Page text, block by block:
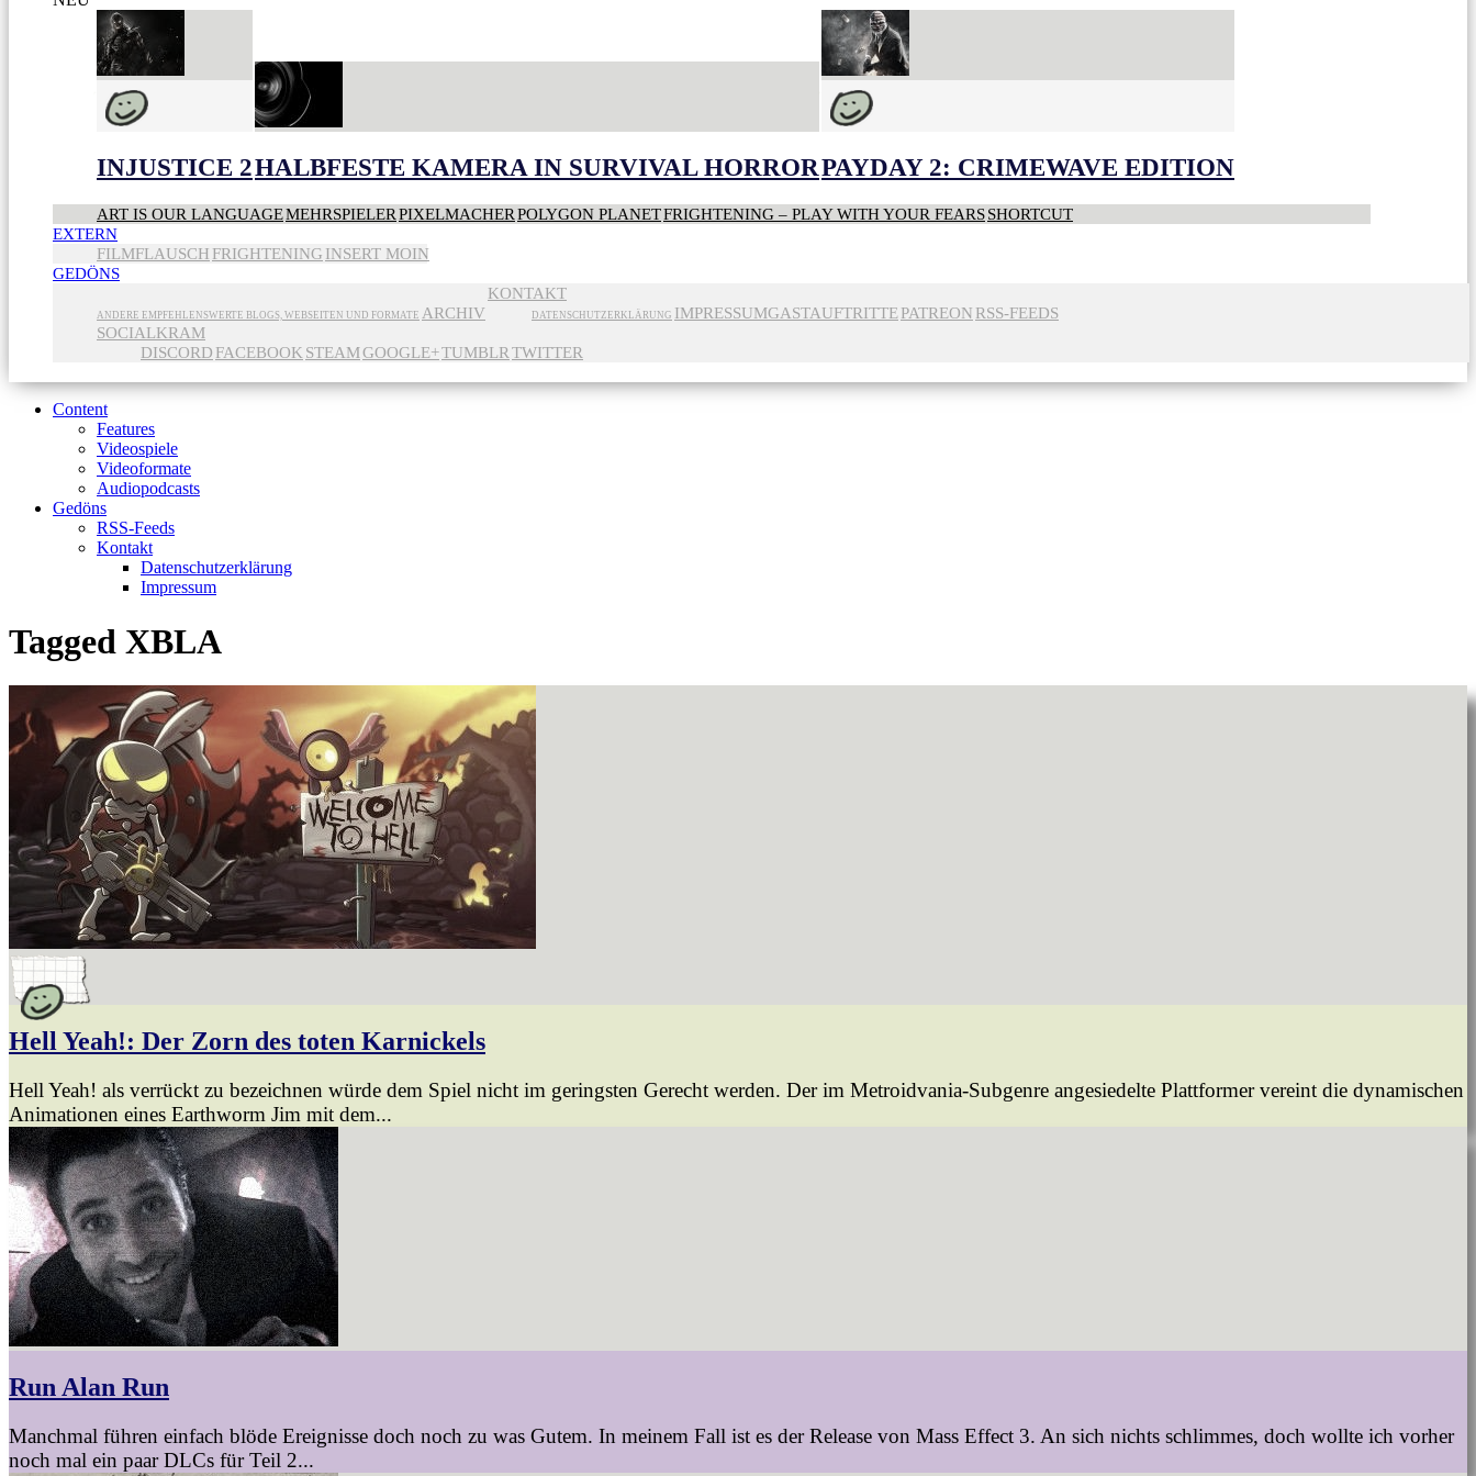
INJUSTICE 2HALBFESTE KAMERA IN SURVIVAL HORRORPAYDAY 2: CRIMEWAVE EDITION
ART IS OUR LANGUAGEMEHRSPIELERPIXELMACHERPOLYGON PLANETFRIGHTENING – PLAY WITH YOUR FEARSSHORTCUT
EXTERN
FILMFLAUSCH FRIGHTENING INSERT MOIN
GEDÖNS
ANDERE EMPFEHLENSWERTE BLOGS, WEBSEITEN UND FORMATE ARCHIV
KONTAKT
DATENSCHUTZERKLÄRUNG IMPRESSUMGASTAUFTRITTEPATREON RSS-FEEDS
SOCIALKRAM
DISCORD FACEBOOK STEAMGOOGLE+TUMBLRTWITTER
Content
Features
Videospiele
Videoformate
Audiopodcasts
Gedöns
RSS-Feeds
Kontakt
Datenschutzerklärung
Impressum
Tagged XBLA
Hell Yeah!: Der Zorn des toten Karnickels
Hell Yeah! als verrückt zu bezeichnen würde dem Spiel nicht im geringsten Gerecht werden. Der im Metroidvania-Subgenre angesiedelte Plattformer vereint die dynamischen
Animationen eines Earthworm Jim mit dem...
Run Alan Run
Manchmal führen einfach blöde Ereignisse doch noch zu was Gutem. In meinem Fall ist es der Release von Mass Effect 3. An sich nichts schlimmes, doch wollte ich vorher
noch mal ein paar DLCs für Teil 2...